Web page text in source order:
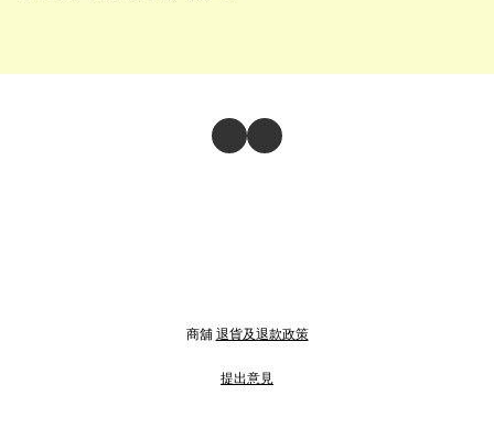
商舖 退貨及退款政策
提出意見